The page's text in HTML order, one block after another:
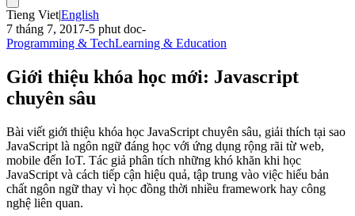
Tieng Viet|English
7 tháng 7, 2017-5 phut doc-
Programming & TechLearning & Education
Giới thiệu khóa học mới: Javascript
chuyên sâu
Bài viết giới thiệu khóa học JavaScript chuyên sâu, giải thích tại sao
JavaScript là ngôn ngữ đáng học với ứng dụng rộng rãi từ web,
mobile đến IoT. Tác giả phân tích những khó khăn khi học
JavaScript và cách tiếp cận hiệu quả, tập trung vào việc hiểu bản
chất ngôn ngữ thay vì học đồng thời nhiều framework hay công
nghệ liên quan.